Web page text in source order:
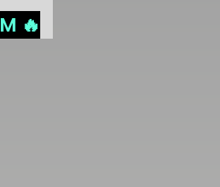
🔥